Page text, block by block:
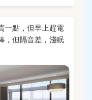
一點，但早上趕電
，但隔音差，淺眠